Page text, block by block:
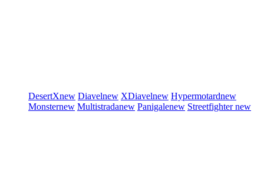
DesertXnew Diavelnew XDiavelnew Hypermotardnew
Monsternew Multistradanew Panigalenew Streetfighternew